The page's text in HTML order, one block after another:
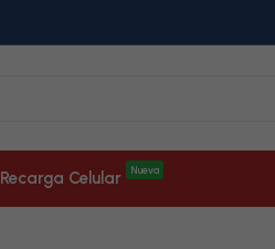
Recarga Celular Nueva